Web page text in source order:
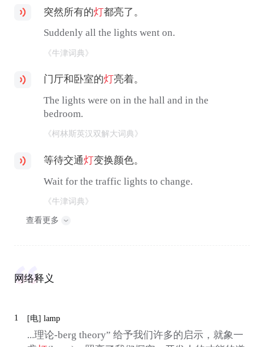
突然所有的灯都亮了。
Suddenly all the lights went on.
《牛津词典》
门厅和卧室的灯亮着。
The lights were on in the hall and in the
bedroom.
《柯林斯英汉双解大词典》
等待交通灯变换颜色。
Wait for the traffic lights to change.
《牛津词典》
查看更多
网络释义
1 [电] lamp
...理论-berg theory” 给予我们许多的启示，就象一